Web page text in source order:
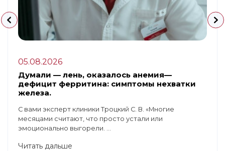
05.08.2026
Думали — лень, оказалось анемия—
дефицит ферритина: симптомы нехватки
железа.
С вами эксперт клиники Троцкий С. В. «Многие
месяцами считают, что просто устали или
эмоционально выгорели. ...
Читать дальше